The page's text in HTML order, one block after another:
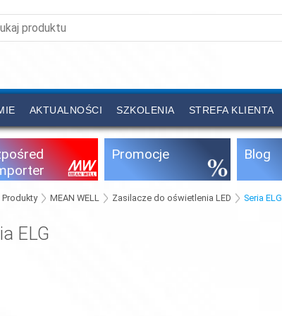
AKTUALNOŚCI SZKOLENIA STREFA KLIENTA
Promocje Blog
Produkty MEAN WELL Zasilacze do oświetlenia LED Seria ELG
ELG